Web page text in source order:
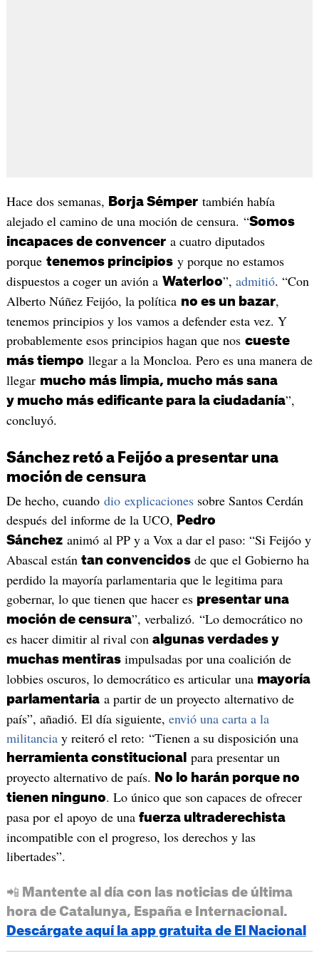
Hace dos semanas, Borja Sémpertambién había
alejado el camino de una moción de censura. “Somos
incapaces de convencera cuatro diputados
porque tenemos principiosy porque no estamos
dispuestos a coger un avión a Waterloo”, admitió. “Con
Alberto Núñez Feijóo, la política no es un bazar,
tenemos principios y los vamos a defender esta vez. Y
probablemente esos principios hagan que nos cueste
más tiempo llegar a la Moncloa. Pero es una manera de
llegar mucho más limpia, mucho más sana
y mucho más edificante para la ciudadanía”,
concluyó.
Sánchez retó a Feijóo a presentar una
moción de censura
De hecho, cuando dio explicacionessobre Santos Cerdán
después del informe de la UCO, Pedro
Sánchezanimó al PP y a Vox a dar el paso: “Si Feijóo y
Abascal están tan convencidosde que el Gobierno ha
perdido la mayoría parlamentaria que le legitima para
gobernar, lo que tienen que hacer es presentar una
moción de censura”, verbalizó. “Lo democrático no
es hacer dimitir al rival con algunas verdades y
muchas mentirasimpulsadas por una coalición de
lobbies oscuros, lo democrático es articular una mayoría
parlamentariaa partir de un proyecto alternativo de
país”, añadió. El día siguiente, envió una carta a la
militanciay reiteró el reto: “Tienen a su disposición una
herramienta constitucional para presentar un
proyecto alternativo de país.
No lo harán porque no
tienen ninguno. Lo único que son capaces de ofrecer
pasa por el apoyo de una fuerza ultraderechista
incompatible con el progreso, los derechos y las
libertades”.
📲 Mantente al día con las noticias de última
hora de Catalunya, España e Internacional.
Descárgate aquí la app gratuita de El Nacional